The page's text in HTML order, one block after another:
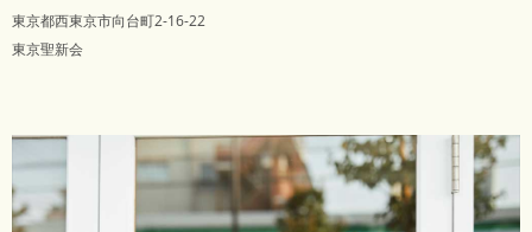
東京都西東京市向台町2-16-22
東京聖新会